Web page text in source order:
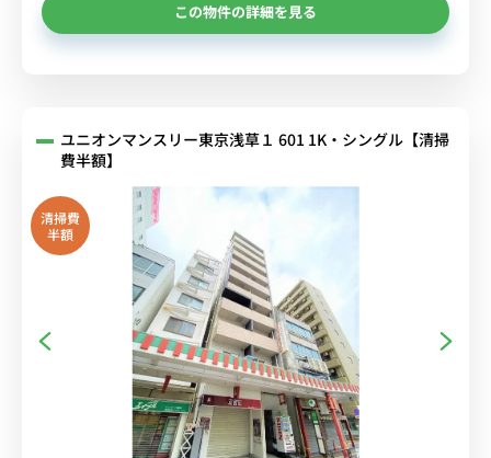
この物件の詳細を見る
ユニオンマンスリー東京浅草１ 601 1K・シングル【清掃
費半額】
清掃費
半額